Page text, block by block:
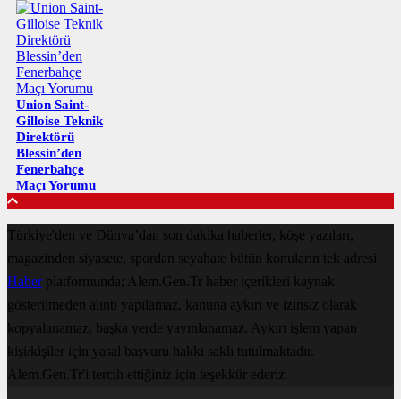
Union Saint-
Gilloise Teknik
Direktörü
Blessin’den
Fenerbahçe
Maçı Yorumu
Türkiye'den ve Dünya’dan son dakika haberler, köşe yazıları,
magazinden siyasete, spordan seyahate bütün konuların tek adresi
Haberplatformunda; Alem.Gen.Tr haber içerikleri kaynak
gösterilmeden alıntı yapılamaz, kanuna aykırı ve izinsiz olarak
kopyalanamaz, başka yerde yayınlanamaz. Aykırı işlem yapan
kişi/kişiler için yasal başvuru hakkı saklı tutulmaktadır.
Alem.Gen.Tr'i tercih ettiğiniz için teşekkür ederiz.